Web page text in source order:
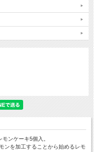
ンケーキ5個入。
ンを加工することから始めるレモ